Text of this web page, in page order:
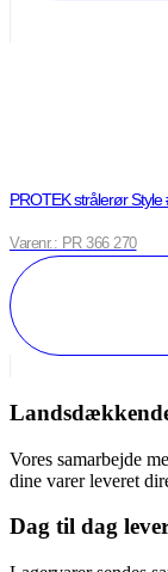
PROTEK strålerør
Varenr.: PR 366 270
Vores samarbejde
dine varer leveret
Dag til dag